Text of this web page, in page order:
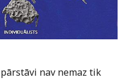
nav nemaz tik